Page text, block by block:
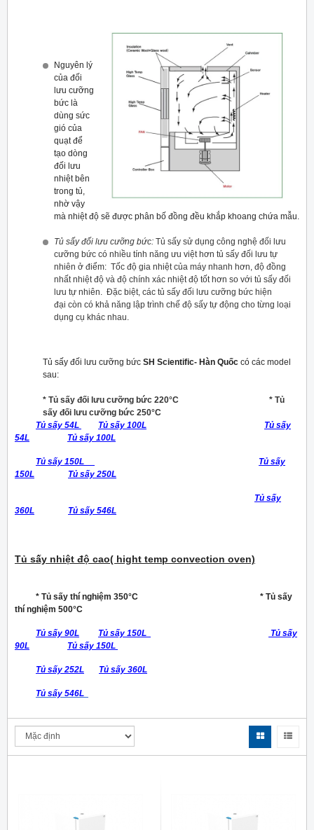
Nguyên lý
của đối
lưu cưỡng
bức là
dùng sức
gió của
quạt để
tạo dòng
đối lưu
nhiệt bên
trong tủ,
nhờ vậy
mà nhiệt độ sẽ được phân bố đồng đều khắp khoang chứa mẫu.
Tủ sấy đối lưu cưỡng bức: Tủ sấy sử dụng công nghệ đối lưu
cưỡng bức có nhiều tính năng ưu việt hơn tủ sấy đối lưu tự
nhiên ở điểm: Tốc độ gia nhiệt của máy nhanh hơn, độ đồng
nhất nhiệt độ và độ chính xác nhiệt độ tốt hơn so với tủ sấy đối
lưu tự nhiên. Đặc biệt, các tủ sấy đối lưu cưỡng bức hiện
đại còn có khả năng lập trình chế độ sấy tự động cho từng loại
dụng cụ khác nhau.
Tủ sấy đối lưu cưỡng bức SH Scientific- Hàn Quốc có các model
sau:
* Tủ sấy đối lưu cưỡng bức 220°C * Tủ
sấy đối lưu cưỡng bức 250°C
Tủ sấy 54L
Tủ sấy 100L
Tủ sấy
54L
Tủ sấy 100L
Tủ sấy 150L
Tủ sấy
150L
Tủ sấy 250L
Tủ sấy
360L
Tủ sấy 546L
Tủ sấy nhiệt độ cao( hight temp convection oven)
* Tủ sấy thí nghiệm 350°C * Tủ sấy
thí nghiệm 500°C
Tủ sấy 90L Tủ sấy 150L
Tủ sấy
90L
Tủ sấy 150L
Tủ sấy 252L Tủ sấy 360L
Tủ sấy 546L